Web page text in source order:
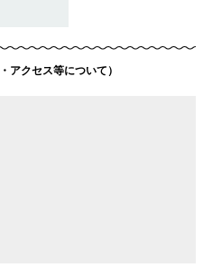
アクセス等について）